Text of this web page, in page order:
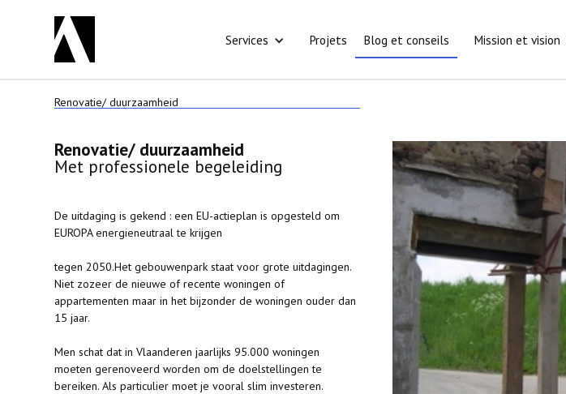
Services Projets Blog et conseils Mission et vision
Renovatie/ duurzaamheid
Renovatie/ duurzaamheid
Met professionele begeleiding
De uitdaging is gekend : een EU-actieplan is opgesteld om
EUROPA energieneutraal te krijgen
tegen 2050.Het gebouwenpark staat voor grote uitdagingen.
Niet zozeer de nieuwe of recente woningen of
appartementen maar in het bijzonder de woningen ouder dan
15 jaar.
Men schat dat in Vlaanderen jaarlijks 95.000 woningen
moeten gerenoveerd worden om de doelstellingen te
bereiken. Als particulier moet je vooral slim investeren.